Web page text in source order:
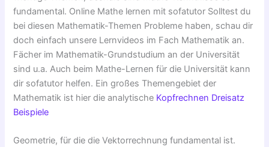
fundamental. Online Mathe lernen mit sofatutor Solltest du
bei diesen Mathematik-Themen Probleme haben, schau dir
doch einfach unsere Lernvideos im Fach Mathematik an.
Fächer im Mathematik-Grundstudium an der Universität
sind u.a. Auch beim Mathe-Lernen für die Universität kann
dir sofatutor helfen. Ein großes Themengebiet der
Mathematik ist hier die analytische Kopfrechnen Dreisatz
Beispiele
Geometrie, für die die Vektorrechnung fundamental ist.